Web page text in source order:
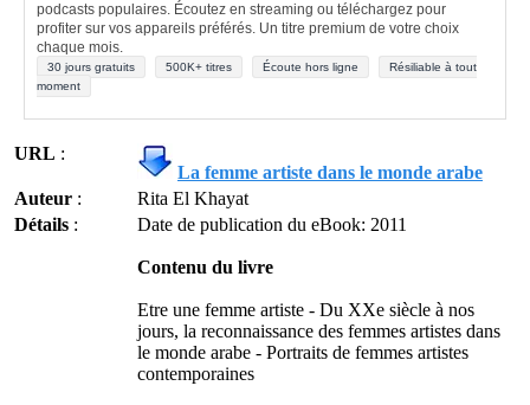
podcasts populaires. Écoutez en streaming ou téléchargez pour
profiter sur vos appareils préférés. Un titre premium de votre choix
chaque mois.
30 jours gratuits 500K+ titres Écoute hors ligne
Résiliable à tout
moment
URL :
La femme artiste dans le monde arabe
Auteur :
Rita El Khayat
Détails : Date de publication du eBook: 2011
Contenu du livre
Etre une femme artiste - Du XXe siècle à nos
jours, la reconnaissance des femmes artistes dans
le monde arabe - Portraits de femmes artistes
contemporaines